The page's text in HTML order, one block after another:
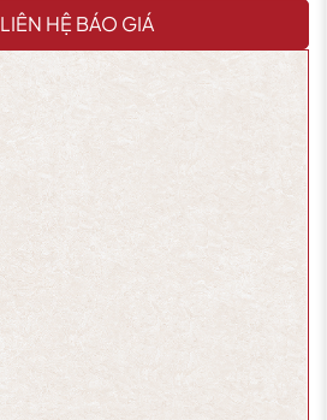
LIÊN HỆ BÁO GIÁ